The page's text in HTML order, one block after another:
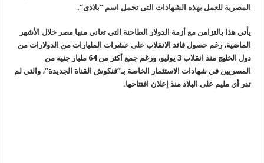
المصرية للعمل بهذه الشهادات التى تحمل اسم “بلادى“.
يأتي هذا بالتزامن مع أزمة الدولار الطاحنة التي تعاني منها مصر خلال الأشهر
الماضية، رغم حصول قائد الانقلاب على عشرات المليارات من الدولارات من
دول الخليج منذ انقلاب 3 يوليو، ورغم جمع أكثر من 64 مليار جنيه من
المصريين في شهادات الاستثمار الخاصة بـ”فنكوش القناة الجديدة”، والتي لم
تدر أي مليم على البلاد منذ إعلان افتتاحها.